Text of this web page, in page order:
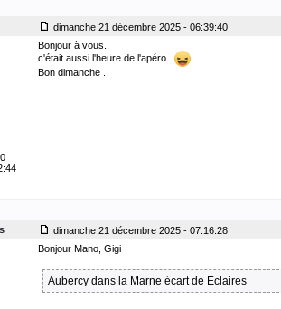
dimanche 21 décembre 2025 - 06:39:40
Bonjour à vous..
c'était aussi l'heure de l'apéro..
Bon dimanche .
dimanche 21 décembre 2025 - 07:16:28
Bonjour Mano, Gigi
Aubercy dans la Marne écart de Eclaires